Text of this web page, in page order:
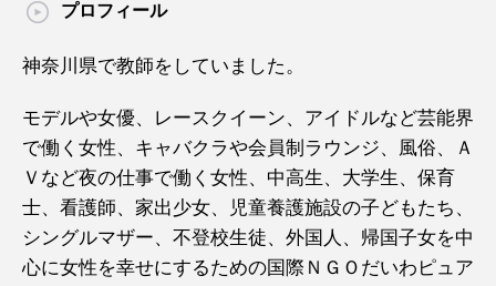
プロフィール
神奈川県で教師をしていました。
モデルや女優、レースクイーン、アイドルなど芸能界
で働く女性、キャバクラや会員制ラウンジ、風俗、Ａ
Ｖなど夜の仕事で働く女性、中高生、大学生、保育
士、看護師、家出少女、児童養護施設の子どもたち、
シングルマザー、不登校生徒、外国人、帰国子女を中
心に女性を幸せにするための国際ＮＧＯだいわピュア